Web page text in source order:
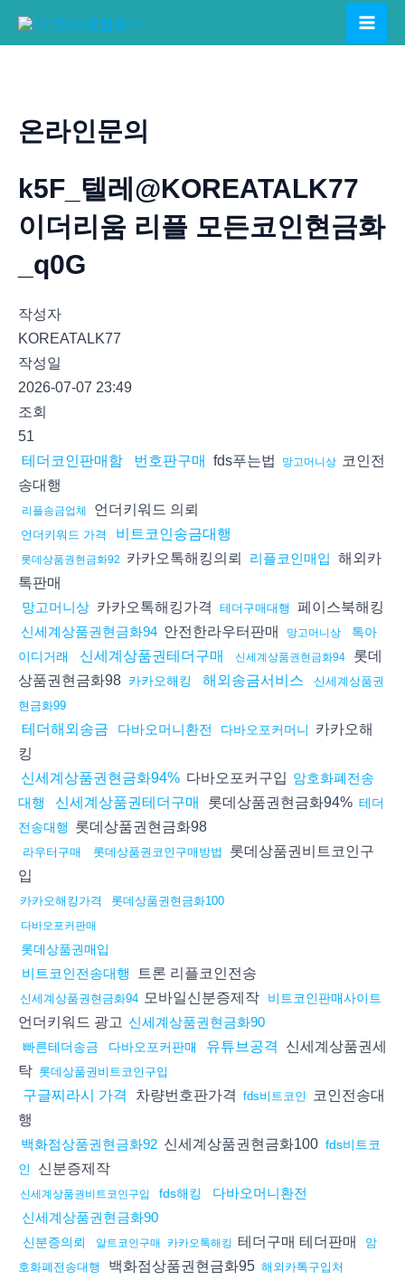
온라인문의
k5F_텔레@KOREATALK77
이더리움 리플 모든코인현금화
_q0G
작성자
KOREATALK77
작성일
2026-07-07 23:49
조회
51
테더코인판매함 번호판구매 fds푸는법 망고머니상 코인전
송대행
리플송금업체 언더키워드 의뢰
언더키워드 가격 비트코인송금대행
롯데상품권현금화92 카카오톡해킹의뢰 리플코인매입 해외카
톡판매
망고머니상 카카오톡해킹가격 테더구매대행 페이스북해킹
신세계상품권현금화94 안전한라우터판매 망고머니상
톡아
이디거래
신세계상품권테더구매 신세계상품권현금화94
롯데
상품권현금화98 카카오해킹 해외송금서비스
신세계상품권
현금화99
테더해외송금 다바오머니환전 다바오포커머니
카카오해
킹
신세계상품권현금화94% 다바오포커구입 암호화폐전송
대행
신세계상품권테더구매 롯데상품권현금화94% 테더
전송대행
롯데상품권현금화98
라우터구매 롯데상품권코인구매방법
롯데상품권비트코인구
입
카카오해킹가격 롯데상품권현금화100
다바오포커판매
롯데상품권매입
비트코인전송대행 트론 리플코인전송
신세계상품권현금화94 모바일신분증제작 비트코인판매사이트
언더키워드 광고 신세계상품권현금화90
빠른테더송금 다바오포커판매 유튜브공격
신세계상품권세
탁 롯데상품권비트코인구입
구글찌라시 가격 차량번호판가격 fds비트코인
코인전송대
행
백화점상품권현금화92 신세계상품권현금화100 fds비트코
인
신분증제작
신세계상품권비트코인구입 fds해킹
다바오머니환전
신세계상품권현금화90
신분증의뢰 알트코인구매 카카오톡해킹 테더구매 테더판매
암
호화폐전송대행
백화점상품권현금화95 해외카톡구입처